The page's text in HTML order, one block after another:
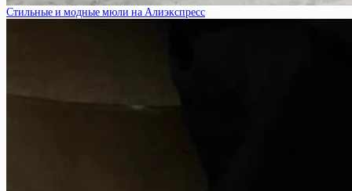
Стильные и модные мюли на Алиэкспресс